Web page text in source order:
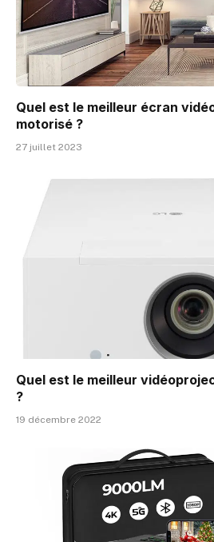
Quel est le meilleur écran
motorisé ?
27 juillet 2023
Quel est le meilleur
?
19 décembre 2022